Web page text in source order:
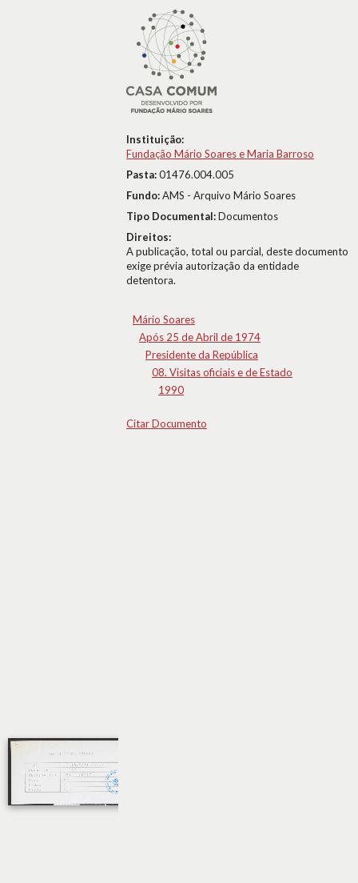
Instituição:
Fundação Mário Soares e Maria Barroso
Pasta:01476.004.005
Fundo:AMS - Arquivo Mário Soares
Tipo Documental:Documentos
Direitos:
A publicação, total ou parcial, deste documento
exige prévia autorização da entidade
detentora.
Mário Soares
Após 25 de Abril de 1974
Presidente da República
08. Visitas oficiais e de Estado
1990
Citar Documento